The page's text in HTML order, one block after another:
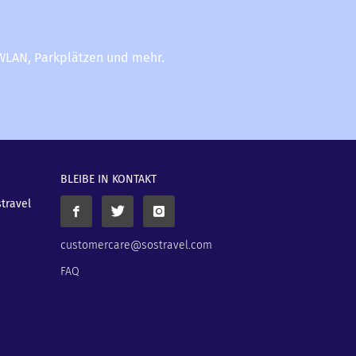
Parkplätzen und mehr.
BLEIBE IN KONTAKT
customercare@sostravel.com
FAQ